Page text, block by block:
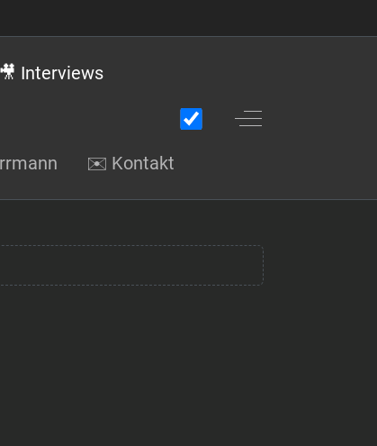
🎥 Interviews
✉️ Kontakt
Off-Canvas Toggle